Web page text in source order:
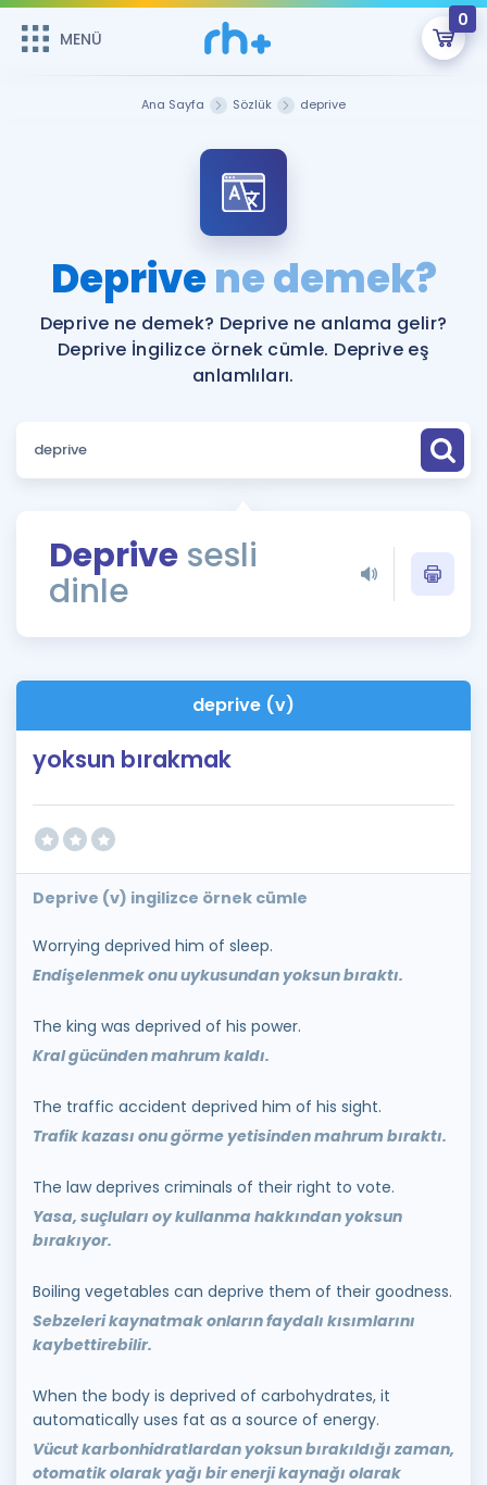
MENÜ
0
ÜYE DEĞİLİM
Sepetin Şu An Boş.
Remzi Hoca ile seni sınava hazırlayacak onlarca eğitim seni
bekliyor!
MENÜ
Katılımcı Görüşleri
Faydalı Araçlar
Sözlük
Rehberlik Aracı
ÖSYM Sınav Takvimi
İngilizce Gramer
Hakkımızda
Ana Sayfa Sözlük deprive
Deprivene demek?
Deprive ne demek? Deprive ne anlama gelir?
Deprive İngilizce örnek cümle. Deprive eş
anlamlıları.
Deprive sesli
dinle
deprive (v)
yoksun bırakmak
Deprive (v) ingilizce örnek cümle
Worrying deprived him of sleep.
Endişelenmek onu uykusundan yoksun bıraktı.
The king was deprived of his power.
Kral gücünden mahrum kaldı.
The traffic accident deprived him of his sight.
Trafik kazası onu görme yetisinden mahrum bıraktı.
The law deprives criminals of their right to vote.
Yasa, suçluları oy kullanma hakkından yoksun
bırakıyor.
Boiling vegetables can deprive them of their goodness.
Sebzeleri kaynatmak onların faydalı kısımlarını
kaybettirebilir.
When the body is deprived of carbohydrates, it
automatically uses fat as a source of energy.
Vücut karbonhidratlardan yoksun bırakıldığı zaman,
otomatik olarak yağı bir enerji kaynağı olarak